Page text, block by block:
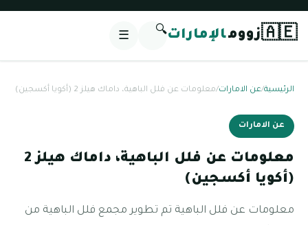
🇦🇪زوومالإمارات🔍
☰
الرئيسية/عن الامارات/معلومات عن فلل الباهية، داماك هيلز 2 (أكويا أكسجين)
عن الامارات
معلومات عن فلل الباهية، داماك هيلز 2
(أكويا أكسجين)
معلومات عن فلل الباهية تم تطوير مجمع فلل الباهية من